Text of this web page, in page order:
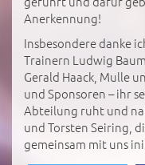
Anerkennung!
Insbesondere danke
Trainern Ludwig
Gerald Haack, Mulle
und Sponsoren – ihr
Abteilung ruht und
und Torsten Seiring,
gemeinsam mit uns